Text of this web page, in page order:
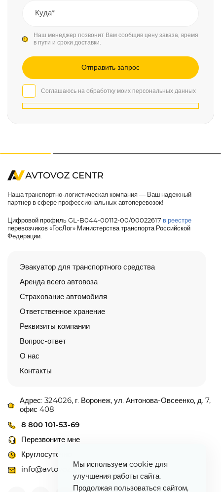
Наш менеджер позвонит Вам сообщив цену заказа, время
в пути и сроки доставки.
Соглашаюсь на обработку моих персональных данных
Наша транспортно-логистическая компания — Ваш надежный
партнер в сфере профессиональных автоперевозок!
Цифровой профиль GL-B044-00112-00/00022617 в реестре
перевозчиков «ГосЛог» Министерства транспорта Российской
Федерации.
Эвакуатор для транспортного средства
Аренда всего автовоза
Страхование автомобиля
Ответственное хранение
Реквизиты компании
Вопрос-ответ
О нас
Контакты
Адрес: 324026, г. Воронеж, ул. Антонова-Овсеенко, д. 7,
офис 408
8 800 101-53-69
Перезвоните мне
Круглосуточно
info@avtovoz-centr.ru
Мы используем cookie для
улучшения работы сайта.
Продолжая пользоваться сайтом,